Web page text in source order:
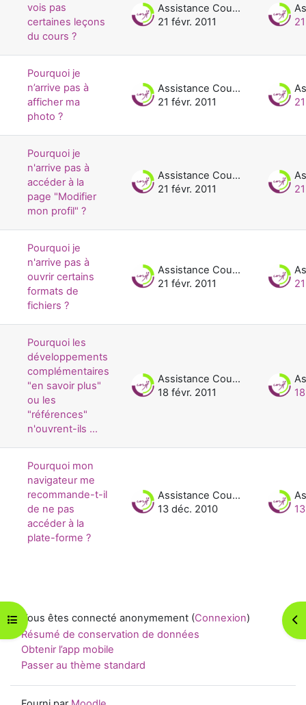
Ouvrir l’index du cours
vois pas
certaines leçons
du cours ?
Assistance Cours UNJF
21 févr. 2011
Pourquoi je
n’arrive pas à
afficher ma
photo ?
Assistance Cours UNJF
21 févr. 2011
Pourquoi je
n'arrive pas à
accéder à la
page "Modifier
mon profil" ?
Assistance Cours UNJF
21 févr. 2011
Pourquoi je
n'arrive pas à
ouvrir certains
formats de
fichiers ?
Assistance Cours UNJF
21 févr. 2011
Pourquoi les
développements
complémentaires
"en savoir plus"
ou les
"références"
n'ouvrent-ils ...
Assistance Cours UNJF
18 févr. 2011
Pourquoi mon
navigateur me
recommande-t-il
de ne pas
accéder à la
plate-forme ?
Assistance Cours UNJF
13 déc. 2010
Vous êtes connecté anonymement (Connexion)
Résumé de conservation de données
Obtenir l’app mobile
Passer au thème standard